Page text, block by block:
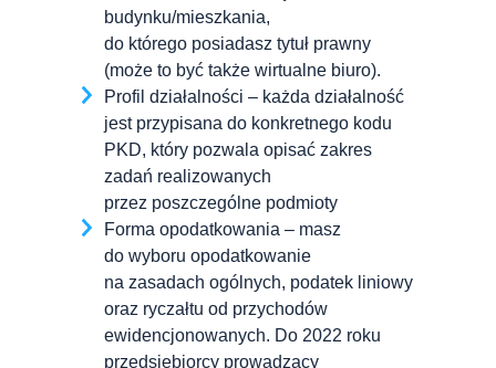
budynku/mieszkania,
do którego posiadasz tytuł prawny
(może to być także wirtualne biuro).
Profil działalności – każda działalność
jest przypisana do konkretnego kodu
PKD, który pozwala opisać zakres
zadań realizowanych
przez poszczególne podmioty
Forma opodatkowania – masz
do wyboru opodatkowanie
na zasadach ogólnych, podatek liniowy
oraz ryczałtu od przychodów
ewidencjonowanych. Do 2022 roku
przedsiębiorcy prowadzący